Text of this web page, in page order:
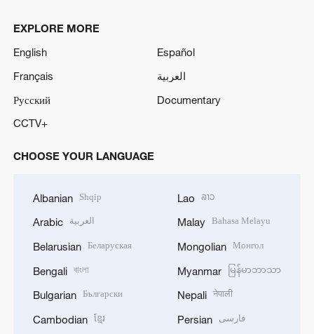
EXPLORE MORE
English
Español
Français
العربية
Русский
Documentary
CCTV+
CHOOSE YOUR LANGUAGE
Albanian Shqip
Arabic العربية
Belarusian Беларуская
Bengali বাংলা
Bulgarian Български
Cambodian ខ្មែរ
Lao ລາວ
Malay Bahasa Melayu
Mongolian Монгол
Myanmar မြန်မာဘာသာ
Nepali नेपाली
Persian فارسی